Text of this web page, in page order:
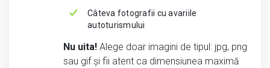
Câteva fotografii cu avariile
autoturismului
Nu uita! Alege doar imagini de tipul: jpg, png
sau gif și fii atent ca dimensiunea maximă